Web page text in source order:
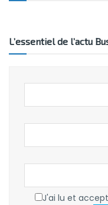
L’essentiel de l’actu
J'ai lu et